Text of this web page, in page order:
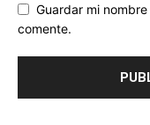
Guardar mi
comente.